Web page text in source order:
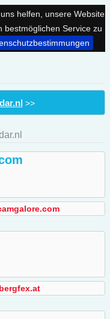
helfen, unsere Website
bestmöglichen Service zu
>>